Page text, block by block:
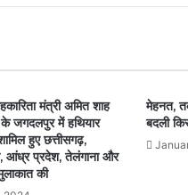
मंत्री अमित शाह
जगदलपुर में हथियार
हुए छत्तीसगढ़,
आंध्र प्रदेश, तेलंगाना और
की
मेहनत,
बदली